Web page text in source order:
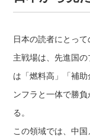
日本の読者にとっ
主戦場は、先進国
は「燃料高」「補
ンフラと一体で勝
る。
この領域では、中